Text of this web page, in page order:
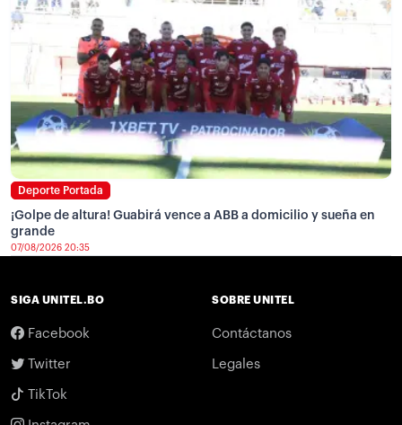
Deporte Portada
¡Golpe de altura! Guabirá vence a ABB a domicilio y sueña en
grande
07/08/2026 20:35
SIGA UNITEL.BO
Facebook
Twitter
TikTok
SOBRE UNITEL
Contáctanos
Legales